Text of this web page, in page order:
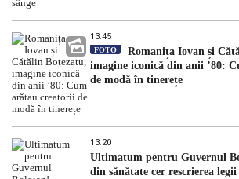
13:45
FOTO
Romanița Iovan și
imagine iconică din anii ’80:
de modă în tinerețe
13:20
Ultimatum pentru Guvernul
din sănătate cer rescrierea